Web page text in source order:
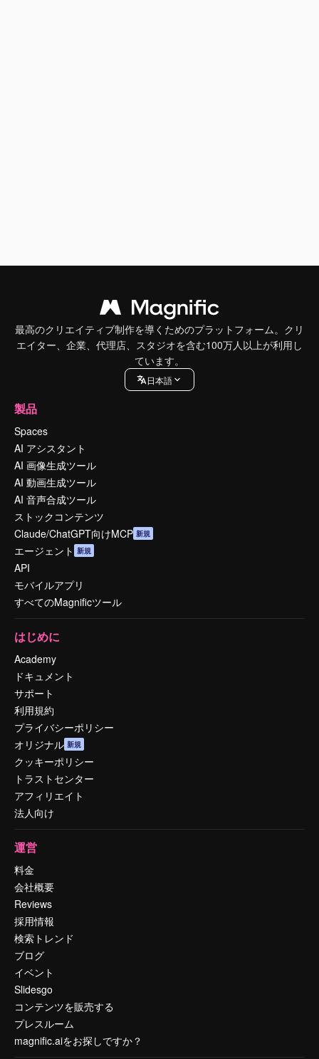
最高のクリエイティブ制作を導くためのプラットフォーム。クリ
エイター、企業、代理店、スタジオを含む100万人以上が利用し
ています。
日本語
製品
Spaces
AI アシスタント
AI 画像生成ツール
AI 動画生成ツール
AI 音声合成ツール
ストックコンテンツ
Claude/ChatGPT向けMCP 新規
エージェント 新規
API
モバイルアプリ
すべてのMagnificツール
はじめに
Academy
ドキュメント
サポート
利用規約
プライバシーポリシー
オリジナル 新規
クッキーポリシー
トラストセンター
アフィリエイト
法人向け
運営
料金
会社概要
Reviews
採用情報
検索トレンド
ブログ
イベント
Slidesgo
コンテンツを販売する
プレスルーム
magnific.aiをお探しですか？